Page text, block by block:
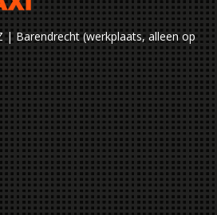
| Barendrecht (werkplaats, alleen op